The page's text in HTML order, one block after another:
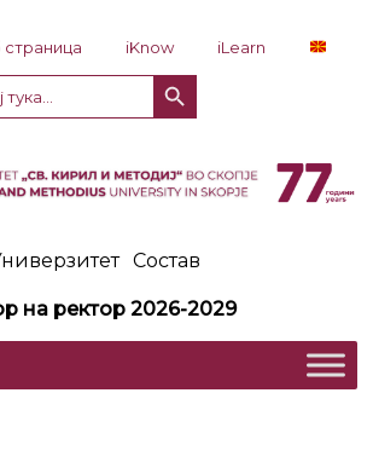
iKnow
iLearn
Копче за пребарување
Состав
на ректор 2026-2029